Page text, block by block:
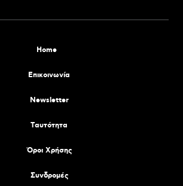
Home
Επικοινωνία
Newsletter
Tαυτότητα
Όροι Χρήσης
Συνδρομές